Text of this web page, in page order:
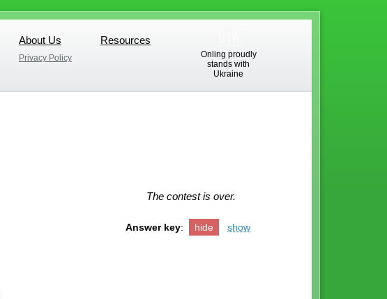
About Us
About Us
Privacy Policy
Privacy Policy
Resources
Resources
Onling proudly
stands with
Ukraine
The contest is over.
Answer key: hide show